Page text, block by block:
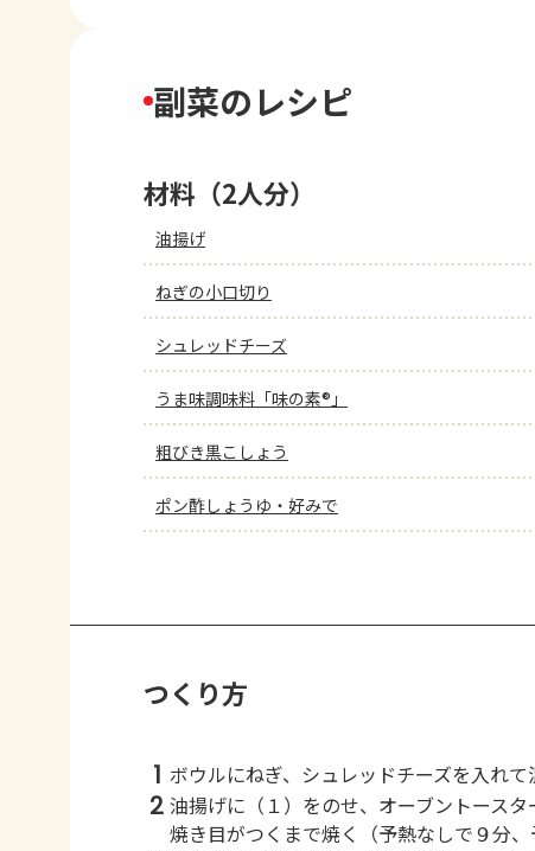
副菜のレシピ
材料（2人分）
油揚げ
ねぎの小口切り
シュレッドチーズ
うま味調味料「味の素®」
粗びき黒こしょう
ポン酢しょうゆ・好みで
つくり方
1 ボウルにねぎ、シュレッドチーズを入れて
2 油揚げに（１）をのせ、オーブントース
焼き目がつくまで焼く（予熱なしで９分、